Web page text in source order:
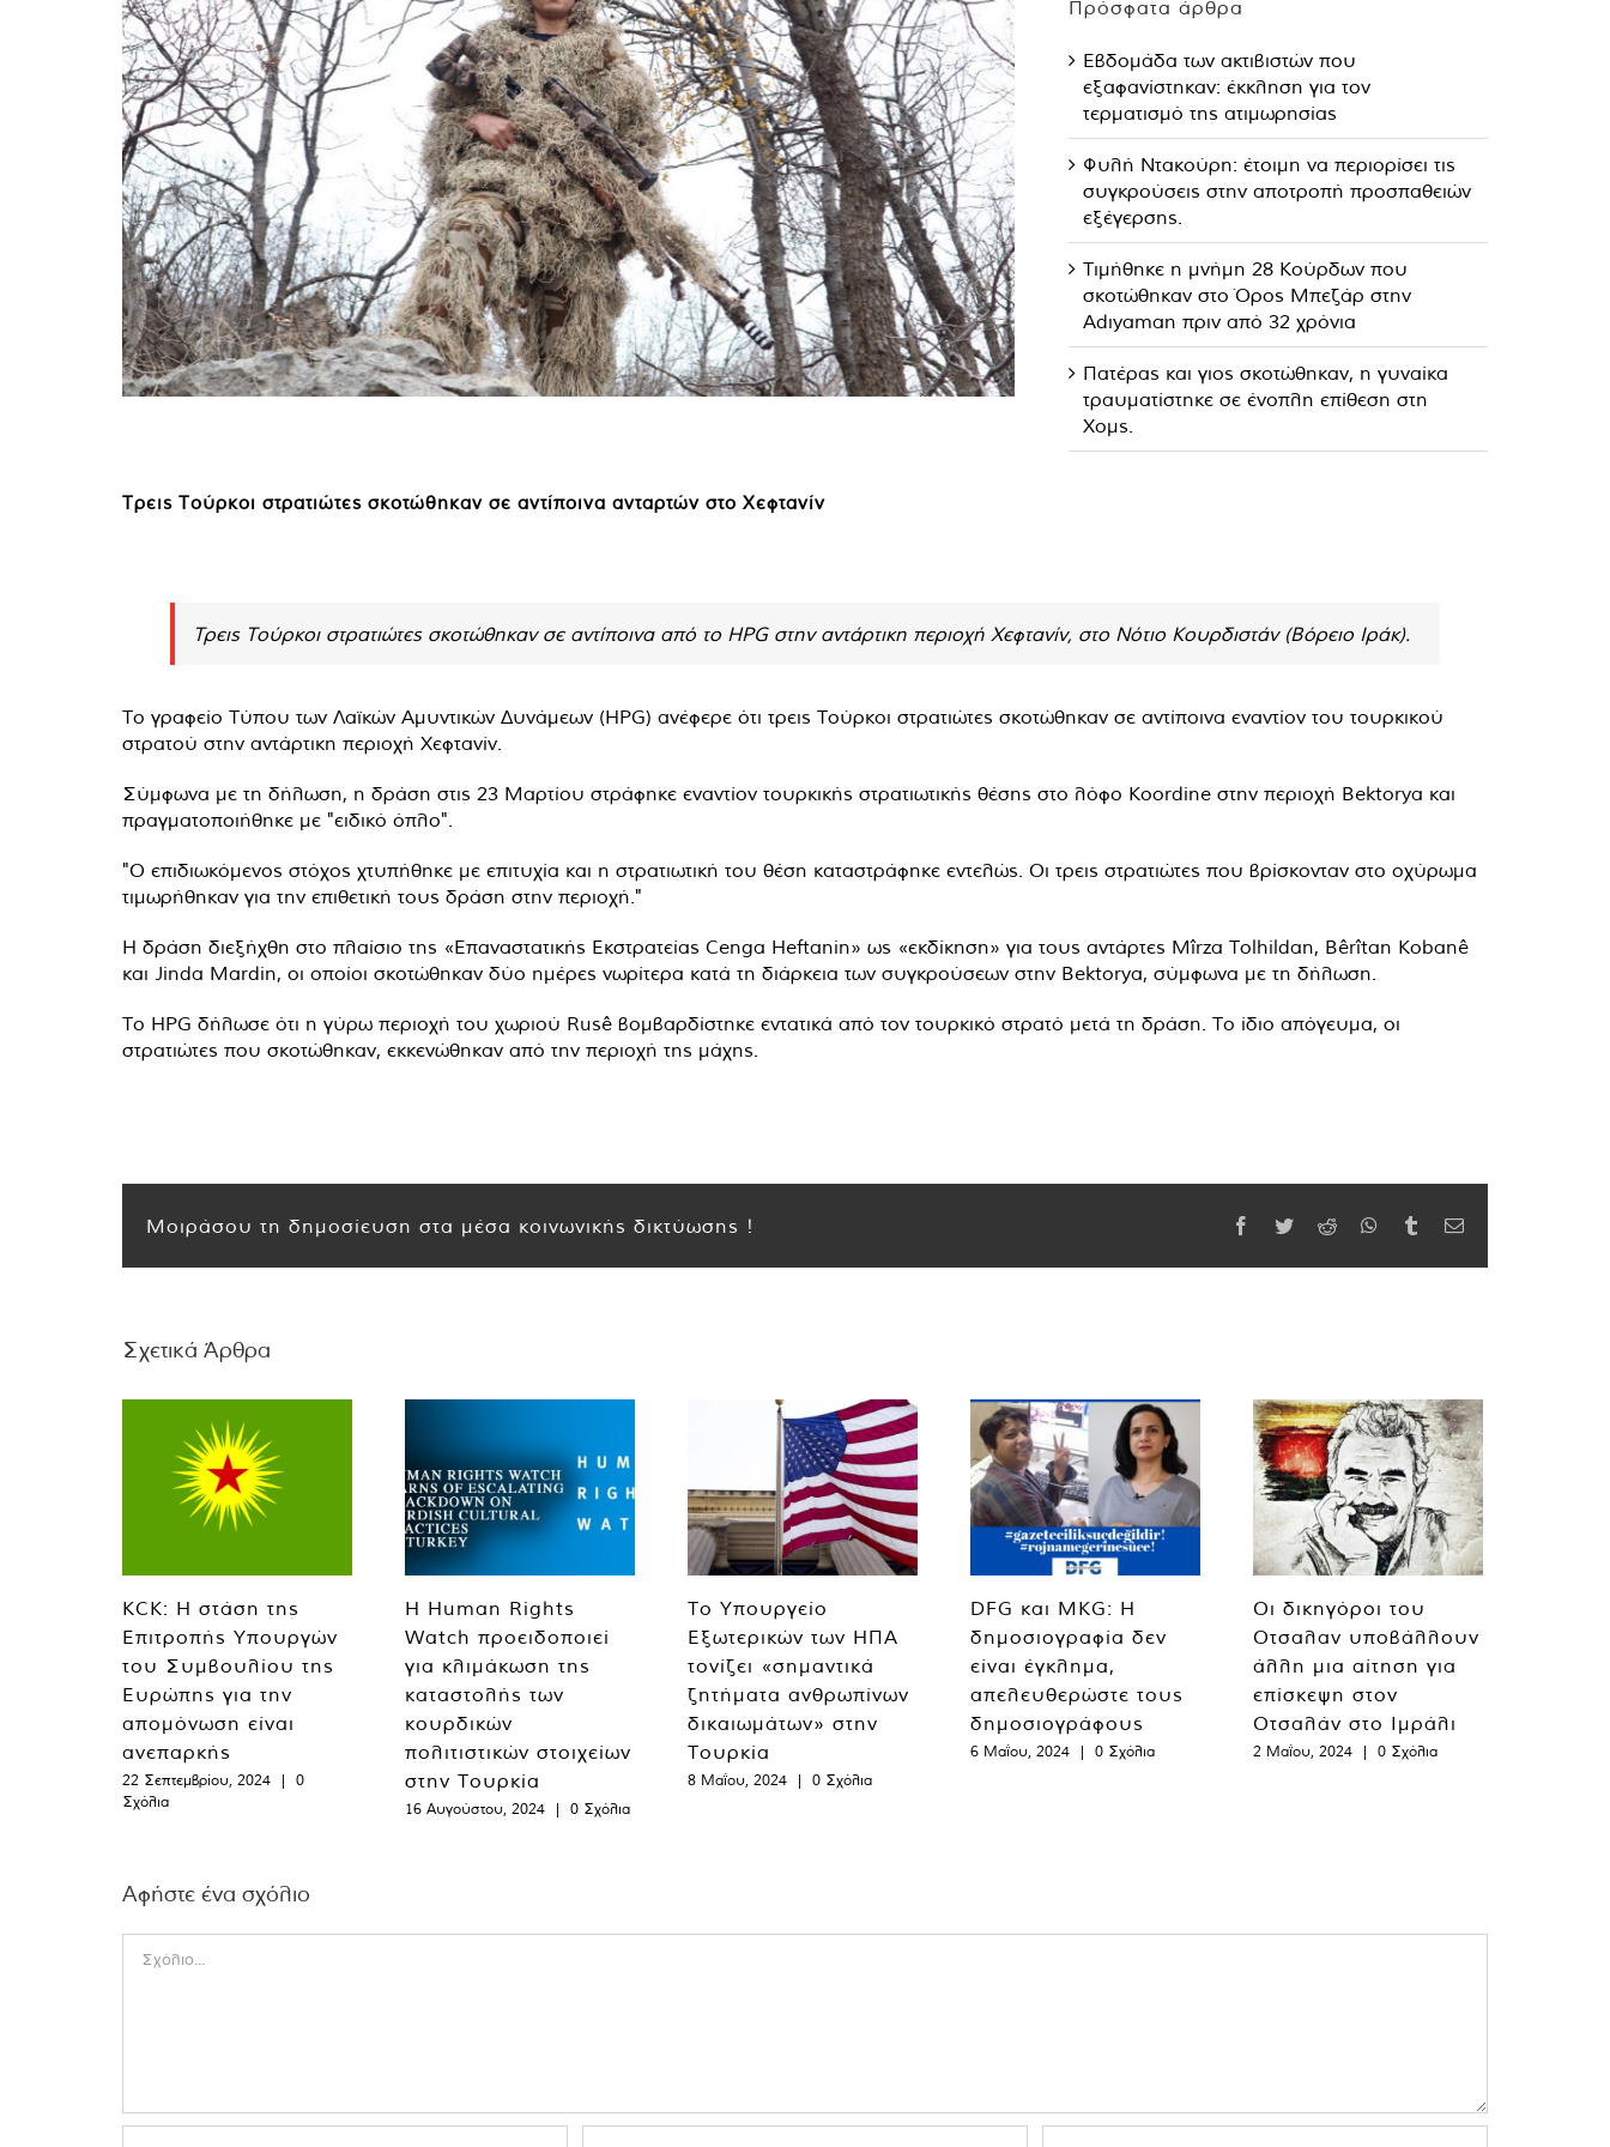
Πρόσφατα άρθρα
Εβδομάδα των ακτιβιστών που
εξαφανίστηκαν: έκκληση για τον
τερματισμό της ατιμωρησίας
Φυλή Ντακούρη: έτοιμη να περιορίσει τις
συγκρούσεις στην αποτροπή προσπαθειών
εξέγερσης.
Τιμήθηκε η μνήμη 28 Κούρδων που
σκοτώθηκαν στο Όρος Μπεζάρ στην
Adıyaman πριν από 32 χρόνια
Πατέρας και γιος σκοτώθηκαν, η γυναίκα
τραυματίστηκε σε ένοπλη επίθεση στη
Χομς.
Τρεις Τούρκοι στρατιώτες σκοτώθηκαν σε αντίποινα ανταρτών στο Χεφτανίν
Τρεις Τούρκοι στρατιώτες σκοτώθηκαν σε αντίποινα από το HPG στην αντάρτικη περιοχή Χεφτανίν, στο Νότιο Κουρδιστάν (Βόρειο Ιράκ).
Το γραφείο Τύπου των Λαϊκών Αμυντικών Δυνάμεων (HPG) ανέφερε ότι τρεις Τούρκοι στρατιώτες σκοτώθηκαν σε αντίποινα εναντίον του τουρκικού
στρατού στην αντάρτικη περιοχή Χεφτανίν.
Σύμφωνα με τη δήλωση, η δράση στις 23 Μαρτίου στράφηκε εναντίον τουρκικής στρατιωτικής θέσης στο λόφο Koordine στην περιοχή Bektorya και
πραγματοποιήθηκε με "ειδικό όπλο".
"Ο επιδιωκόμενος στόχος χτυπήθηκε με επιτυχία και η στρατιωτική του θέση καταστράφηκε εντελώς. Οι τρεις στρατιώτες που βρίσκονταν στο οχύρωμα
τιμωρήθηκαν για την επιθετική τους δράση στην περιοχή."
Η δράση διεξήχθη στο πλαίσιο της «Επαναστατικής Εκστρατείας Cenga Heftanin» ως «εκδίκηση» για τους αντάρτες Mîrza Tolhildan, Bêrîtan Kobanê
και Jinda Mardin, οι οποίοι σκοτώθηκαν δύο ημέρες νωρίτερα κατά τη διάρκεια των συγκρούσεων στην Bektorya, σύμφωνα με τη δήλωση.
Το HPG δήλωσε ότι η γύρω περιοχή του χωριού Rusê βομβαρδίστηκε εντατικά από τον τουρκικό στρατό μετά τη δράση. Το ίδιο απόγευμα, οι
στρατιώτες που σκοτώθηκαν, εκκενώθηκαν από την περιοχή της μάχης.
Μοιράσου τη δημοσίευση στα μέσα κοινωνικής δικτύωσης ! Facebook
TwitterReddit WhatsApp
TumblrEmail
Σχετικά Άρθρα
KCK: Η στάση της
Επιτροπής Υπουργών
του Συμβουλίου της
Ευρώπης για την
απομόνωση είναι
ανεπαρκής
22 Σεπτεμβρίου, 2024 |
0
Σχόλια
Η Human Rights
Watch προειδοποιεί
για κλιμάκωση της
καταστολής των
κουρδικών
πολιτιστικών στοιχείων
στην Τουρκία
16 Αυγούστου, 2024 | 0 Σχόλια
Το Υπουργείο
Εξωτερικών των ΗΠΑ
τονίζει «σημαντικά
ζητήματα ανθρωπίνων
δικαιωμάτων» στην
Τουρκία
8 Μαΐου, 2024 | 0 Σχόλια
DFG και MKG: Η
δημοσιογραφία δεν
είναι έγκλημα,
απελευθερώστε τους
δημοσιογράφους
6 Μαΐου, 2024 | 0 Σχόλια
Οι δικηγόροι του
Οτσαλαν υποβάλλουν
άλλη μια αίτηση για
επίσκεψη στον
Οτσαλάν στο Ιμράλι
2 Μαΐου, 2024 | 0 Σχόλια
Αφήστε ένα σχόλιο